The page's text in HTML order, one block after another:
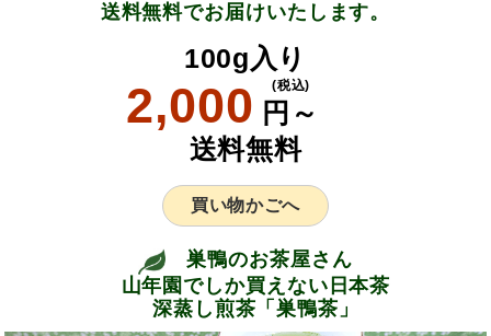
送料無料でお届けいたします。
100g入り
2,000 円～
(税込)
送料無料
買い物かごへ
巣鴨のお茶屋さん
山年園でしか買えない日本茶
深蒸し煎茶「巣鴨茶」